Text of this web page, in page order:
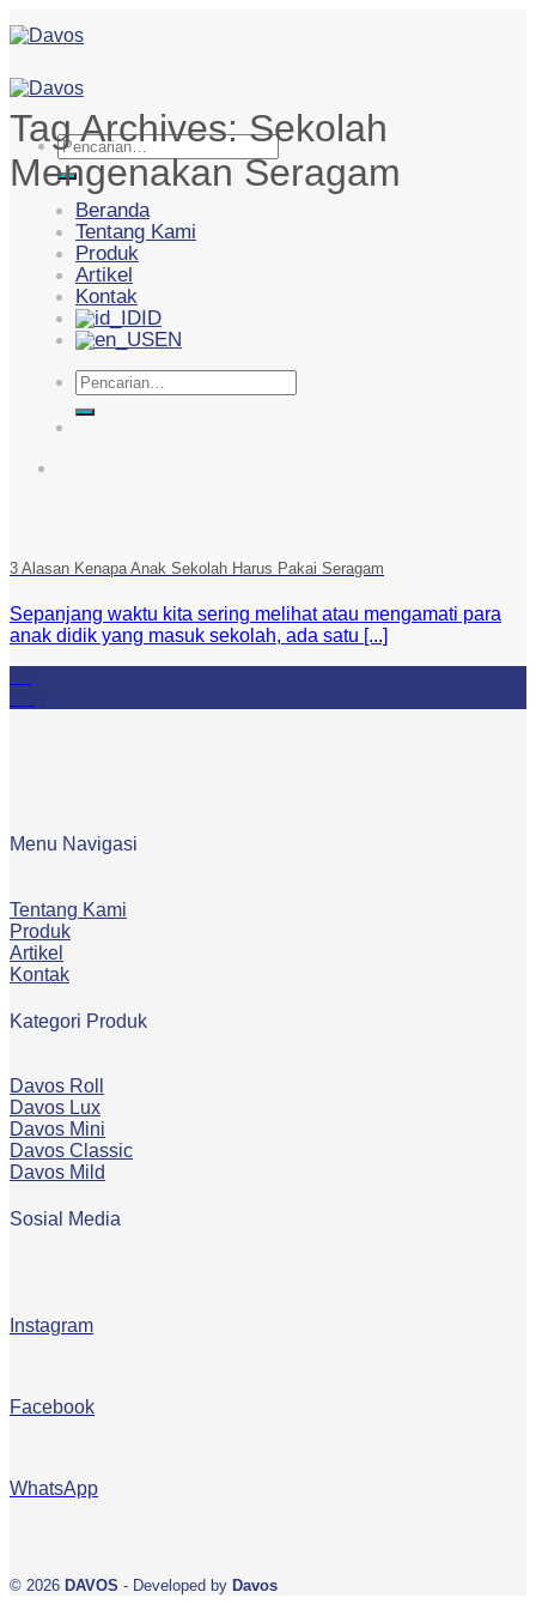
to
Pencarian
untuk:
Beranda
Tentang Kami
Produk
Artikel
Kontak
ID
EN
Pencarian
untuk:
Tag Archives:Sekolah
Mengenakan Seragam
3 Alasan Kenapa Anak Sekolah Harus Pakai Seragam
Sepanjang waktu kita sering melihat atau mengamati para
anak didik yang masuk sekolah, ada satu [...]
Menu Navigasi
Tentang Kami
Produk
Artikel
Kontak
Kategori Produk
Davos Roll
Davos Lux
Davos Mini
Davos Classic
Davos Mild
Sosial Media
Instagram
Facebook
WhatsApp
© 2026 DAVOS - Developed by Davos